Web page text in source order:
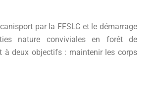
par la FFSLC et le démarrage
nature conviviales en forêt de
à deux objectifs : maintenir les corps